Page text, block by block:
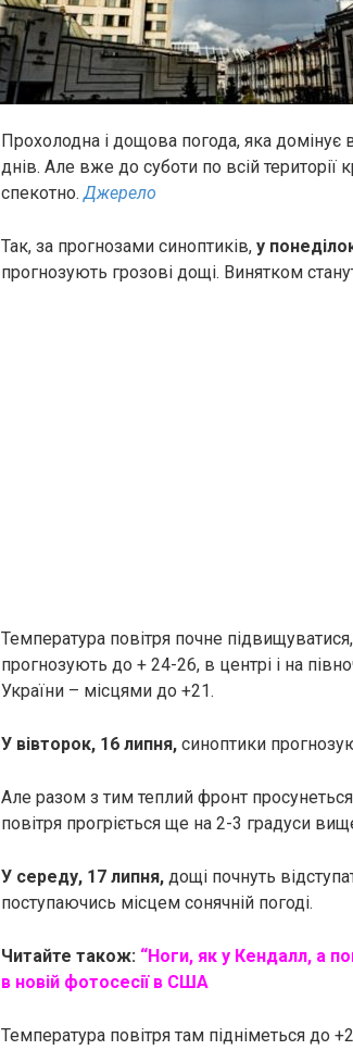
Прохолодна і дощова погода, яка домінує
днів. Але вже до суботи по всій території
спекотно.Джерело
Так, за прогнозами синоптиків, у
прогнозують грозові дощі. Винятком
Температура повітря почне
прогнозують до + 24-26, в центрі і на
України – місцями до +21.
У вівторок, 16 липня, синоптики
Але разом з тим теплий фронт просунеться
повітря прогріється ще на 2-3 градуси
У середу, 17 липня, дощі почнуть
поступаючись місцем сонячній погоді.
Читайте також: “Ноги, як у Кендалл, а
в новій фотосесії в США
Температура повітря там підніметься до